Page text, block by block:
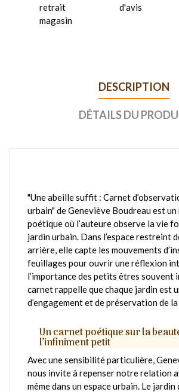
retrait
magasin
d'avis
DESCRIPTION
DÉTAILS DU
"Une abeille suffit : Carnet
urbain" de Geneviève Boudreau est
poétique où l’auteure observe la vie
jardin urbain. Dans l’espace restreint
arrière, elle capte les mouvements
feuillages pour ouvrir une réflexion
l’importance des petits êtres souvent
carnet rappelle que chaque jardin est
d’engagement et de préservation de
Un carnet poétique sur la
l’infiniment petit
Avec une sensibilité particulière,
nous invite à repenser notre relation
même dans un espace urbain. Le